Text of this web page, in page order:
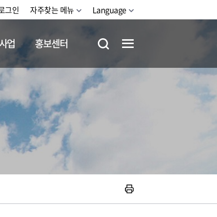
그인 자주찾는 메뉴 Language
업 홍보센터